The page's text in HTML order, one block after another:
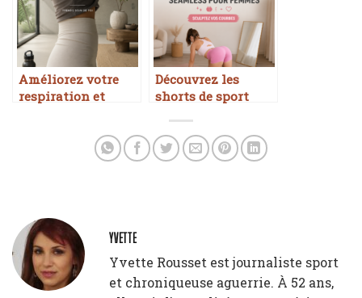
Améliorez votre
respiration et
Découvrez les
shorts de sport
YVETTE
Yvette Rousset est journaliste sport
et chroniqueuse aguerrie. À 52 ans,